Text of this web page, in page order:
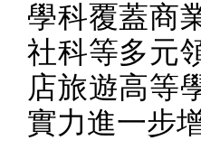
學科覆蓋商
社科等多元
店旅遊高等
實力進一步